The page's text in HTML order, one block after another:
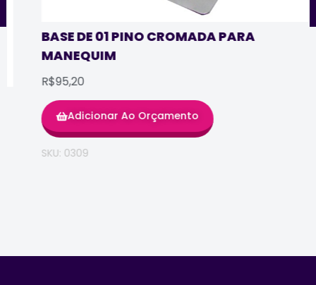
BASE DE 01 PINO CROMADA PARA
MANEQUIM
R$95,20
Adicionar Ao Orçamento
SKU: 0309